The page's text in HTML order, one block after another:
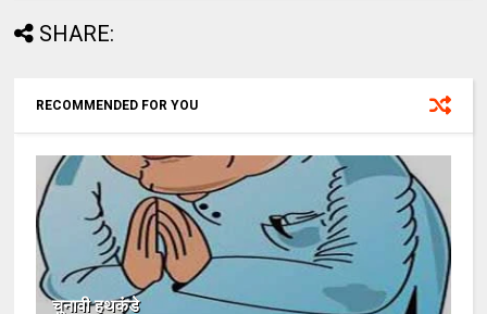
SHARE:
RECOMMENDED FOR YOU
चुनावी हथकंडे